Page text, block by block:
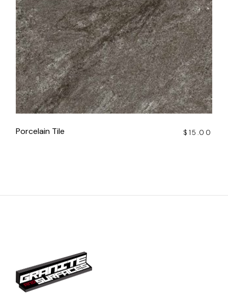
Porcelain Tile $ 15.00